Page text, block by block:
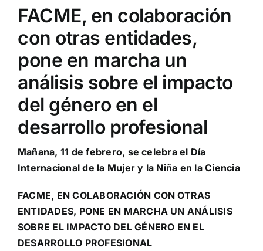
Contacto
FACME, en colaboración
con otras entidades,
pone en marcha un
análisis sobre el impacto
del género en el
desarrollo profesional
Mañana, 11 de febrero, se celebra el Día
Internacional de la Mujer y la Niña en la Ciencia
FACME, EN COLABORACIÓN CON OTRAS
ENTIDADES, PONE EN MARCHA UN ANÁLISIS
SOBRE EL IMPACTO DEL GÉNERO EN EL
DESARROLLO PROFESIONAL